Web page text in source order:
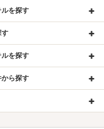
を探す
す
を探す
ら探す